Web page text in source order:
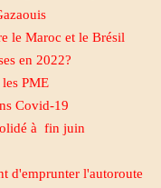
le Maroc et le Brésil
en 2022?
PME
Covid-19
à fin juin
d'emprunter l'autoroute